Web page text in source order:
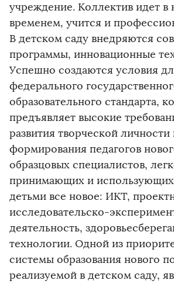
учреждение. Коллектив идет в
временем, учится и
В детском саду внедряются
программы, инновационные
Успешно создаются условия
федерального
образовательного стандарта,
предъявляет высокие
развития творческой личности
формирования педагогов
образцовых специалистов,
принимающих и использующих
детьми все новое: ИКТ,
исследовательско-
деятельность,
технологии. Одной из
системы образования нового
реализуемой в детском саду,